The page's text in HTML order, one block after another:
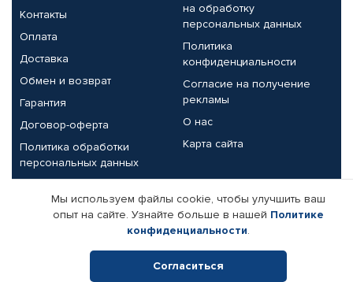
Контакты
Оплата
Доставка
Обмен и возврат
Гарантия
Договор-оферта
Политика обработки
персональных данных
на обработку
персональных данных
Политика
конфиденциальности
Согласие на получение
рекламы
О нас
Карта сайта
Партнерам
Корпоративным клиентам
Поставщикам
Реквизиты компании
Мы используем файлы cookie, чтобы улучшить ваш
опыт на сайте. Узнайте больше в нашей Политике
конфиденциальности.
Согласиться